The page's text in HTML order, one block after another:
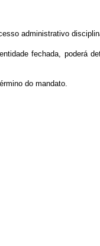
administrativo
fechada, poderá
do mandato.